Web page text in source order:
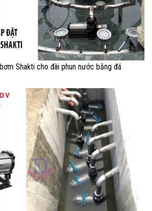
Shakti cho đài phun nước bằng đá